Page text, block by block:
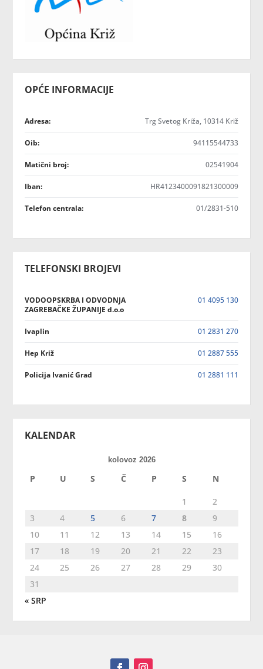
OPĆE INFORMACIJE
Adresa: Trg Svetog Križa, 10314 Križ
Oib: 94115544733
Matični broj: 02541904
Iban: HR4123400091821300009
Telefon centrala: 01/2831-510
TELEFONSKI BROJEVI
VODOOPSKRBA I ODVODNJA
ZAGREBAČKE ŽUPANIJE d.o.o
01 4095 130
Ivaplin 01 2831 270
Hep Križ 01 2887 555
Policija Ivanić Grad 01 2881 111
KALENDAR
kolovoz 2026
P U S Č P S N
1
2
3
4 5 6 7 8
9
10
11 12 13 14 15
16
17
18 19 20 21 22
23
24
25 26 27 28 29
30
31
« SRP